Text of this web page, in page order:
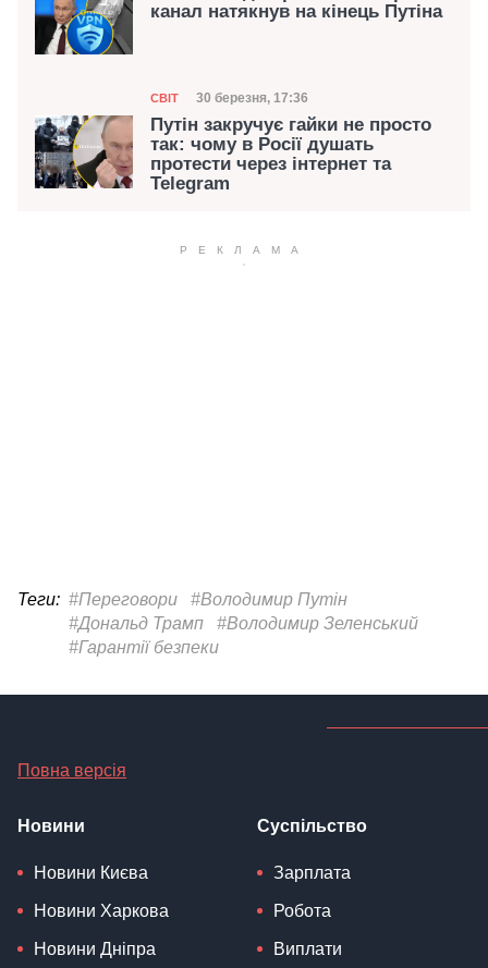
канал натякнув на кінець Путіна
Категорія
СВІТ Дата публікації
30 березня, 17:36
Путін закручує гайки не просто
так: чому в Росії душать
протести через інтернет та
Telegram
Теги: #Переговори
#Володимир Путін
#Дональд Трамп
#Володимир Зеленський
#Гарантії безпеки
Повна версія
Новини
Новини Києва
Новини Харкова
Новини Дніпра
Суспільство
Зарплата
Робота
Виплати